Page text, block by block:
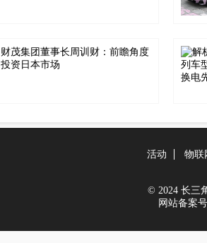
财茂集团董事长周训财：前瞻角度
投资日本市场
活动 物联
© 2024 长三
网站备案